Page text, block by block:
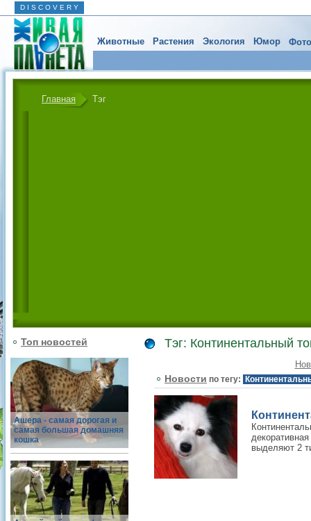
D I S C O V E R Y
Животные Растения Экология Юмор
Главная Тэг
Топ новостей
Ашера - самая дорогая и
самая большая домашняя
кошка
Тэг: Континентальный
Новости по тегу:
выделяют 2